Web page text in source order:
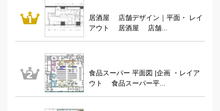
居酒屋 店舗デザイン｜平面・ レイ
アウト 居酒屋 店舗...
食品スーパー 平面図 |企画 ・レイア
ウト 食品スーパー平...